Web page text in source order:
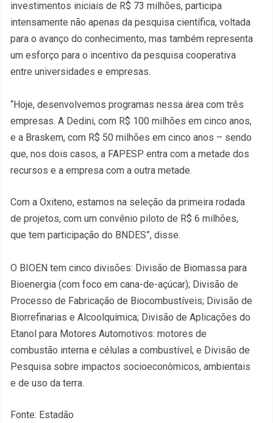
investimentos iniciais de R$ 73 milhões, participa
intensamente não apenas da pesquisa científica, voltada
para o avanço do conhecimento, mas também representa
um esforço para o incentivo da pesquisa cooperativa
entre universidades e empresas.
“Hoje, desenvolvemos programas nessa área com três
empresas. A Dedini, com R$ 100 milhões em cinco anos,
e a Braskem, com R$ 50 milhões em cinco anos – sendo
que, nos dois casos, a FAPESP entra com a metade dos
recursos e a empresa com a outra metade.
Com a Oxiteno, estamos na seleção da primeira rodada
de projetos, com um convênio piloto de R$ 6 milhões,
que tem participação do BNDES”, disse.
O BIOEN tem cinco divisões: Divisão de Biomassa para
Bioenergia (com foco em cana-de-açúcar); Divisão de
Processo de Fabricação de Biocombustíveis; Divisão de
Biorrefinarias e Alcoolquímica; Divisão de Aplicações do
Etanol para Motores Automotivos: motores de
combustão interna e células a combustível; e Divisão de
Pesquisa sobre impactos socioeconômicos, ambientais
e de uso da terra.
Fonte: Estadão